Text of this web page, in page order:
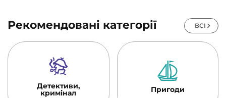
Рекомендовані категорії ВСІ
Детективи,
кримінал Пригоди